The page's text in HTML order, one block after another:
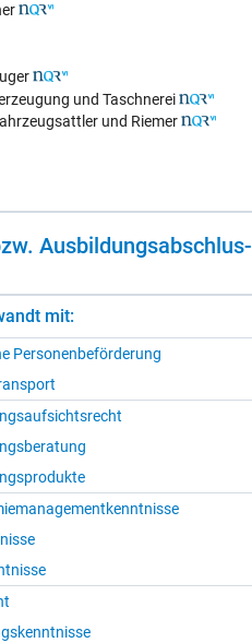
und Taschnerei
und Riemer
Aus­bil­dungs­ab­schlus­
mit:
Personenbeförderung